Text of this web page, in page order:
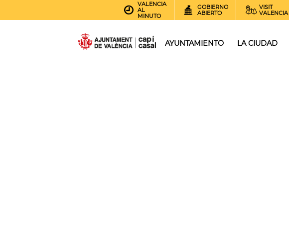
VALENCIA
AL
MINUTO
GOBIERNO
ABIERTO
VISIT
VALENCIA
AYUNTAMIENTO LA CIUDAD